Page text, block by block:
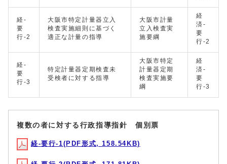
経-
要
行-2
大阪市特定計量器立入
検査実施細則に基づく
適正な計量の指導
大阪市計量
立入検査実
施要綱
経
済-
要
行-2
経-
要
行-3
特定計量器定期検査未
受検者に対する指導
大阪市特定
計量器定期
検査実施要
綱
経
済-
要
行-3
複数の者に対する行政指導指針 個別票
経‐要行‐1(PDF形式, 158.54KB)